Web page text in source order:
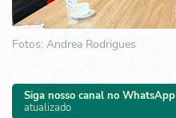
Fotos: Andrea Rodrigues
Siga nosso canal no WhatsApp
atualizado